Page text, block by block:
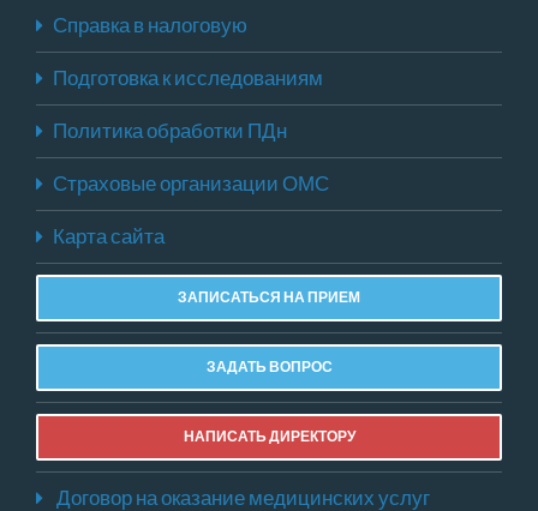
Справка в налоговую
Подготовка к исследованиям
Политика обработки ПДн
Страховые организации ОМС
Карта сайта
ЗАПИСАТЬСЯ НА ПРИЕМ
ЗАДАТЬ ВОПРОС
НАПИСАТЬ ДИРЕКТОРУ
Договор на оказание медицинских услуг